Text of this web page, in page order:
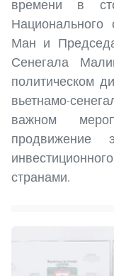
времени в
Ман и
Сенегала
политическом
вьетнамо-
важном
продвижение
странами.